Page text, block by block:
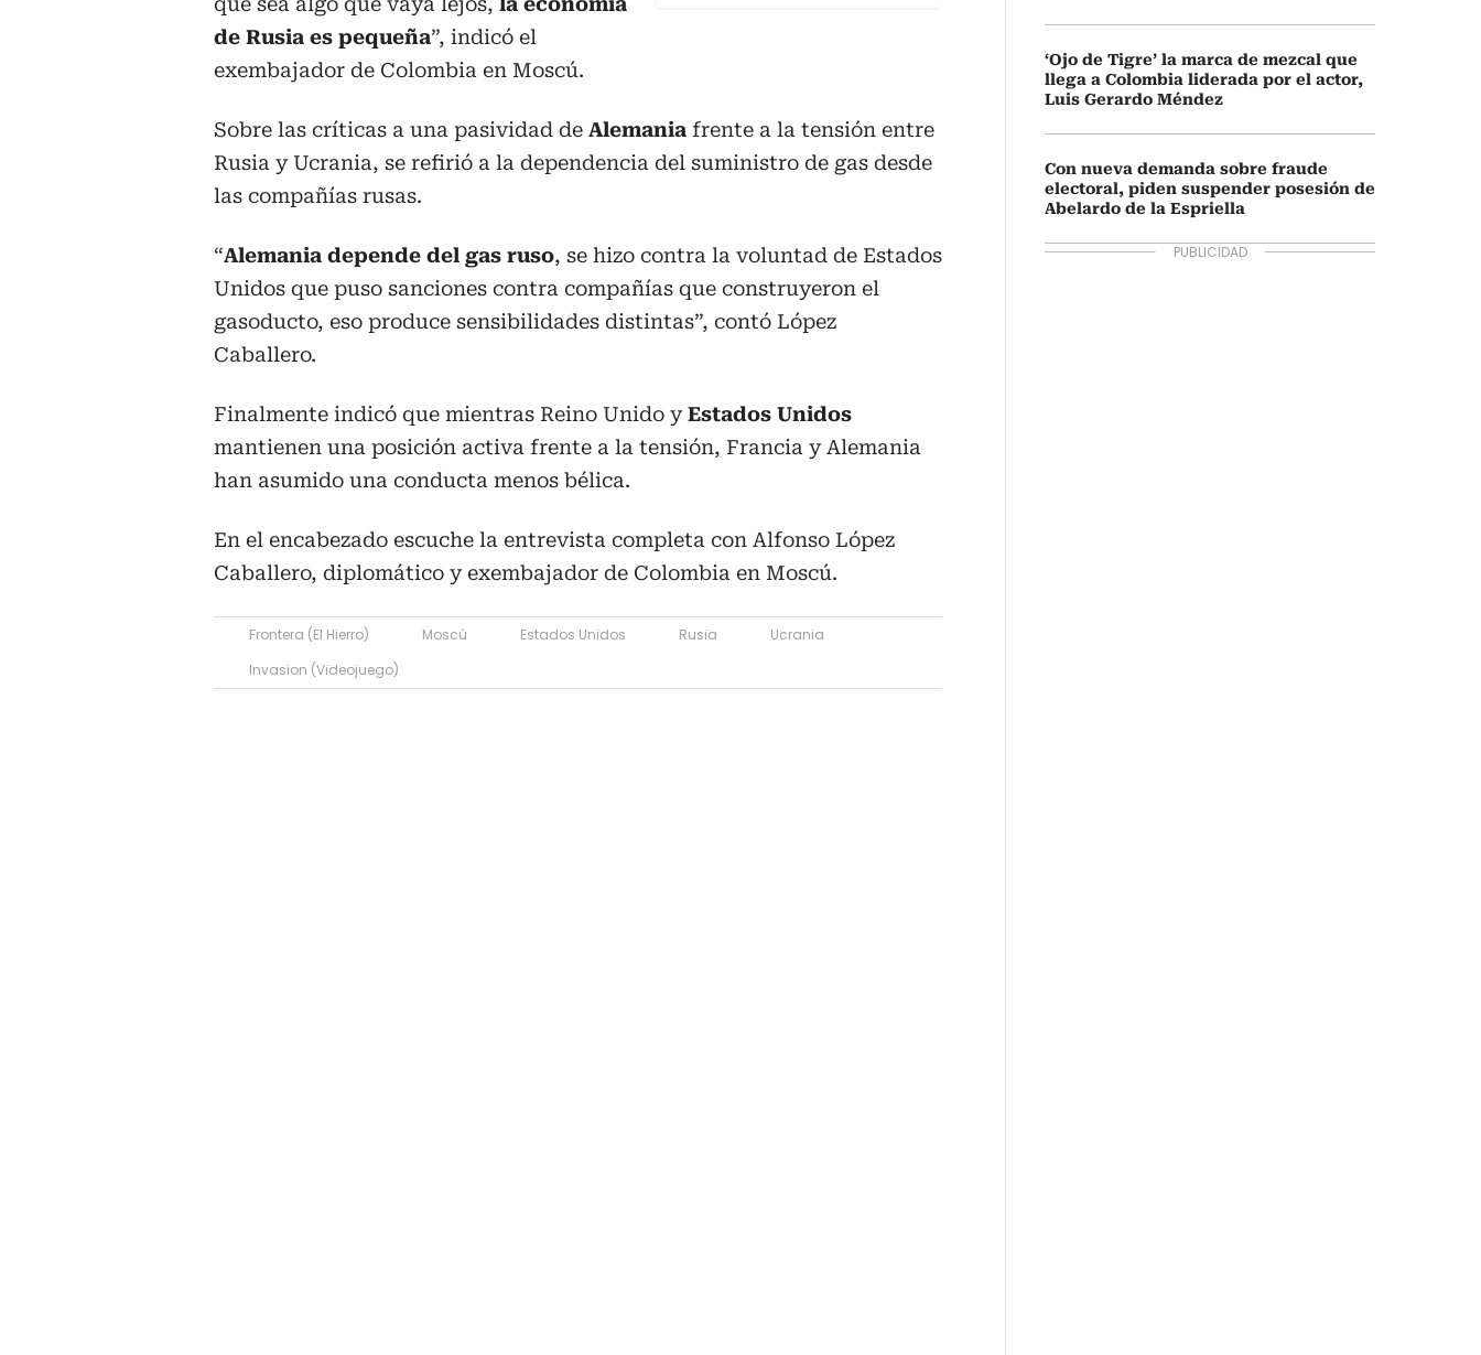
de Rusia es pequeña”, indicó el
exembajador de Colombia en Moscú.
Sobre las críticas a una pasividad de Alemania frente a la tensión entre
Rusia y Ucrania, se refirió a la dependencia del suministro de gas desde
las compañías rusas.
“Alemania depende del gas ruso, se hizo contra la voluntad de Estados
Unidos que puso sanciones contra compañías que construyeron el
gasoducto, eso produce sensibilidades distintas”, contó López
Caballero.
Finalmente indicó que mientras Reino Unido yEstados Unidos
mantienen una posición activa frente a la tensión, Francia y Alemania
han asumido una conducta menos bélica.
En el encabezado escuche la entrevista completa con Alfonso López
Caballero, diplomático y exembajador de Colombia en Moscú.
Frontera (El Hierro) Moscú Estados Unidos Rusia
Ucrania
Invasion (Videojuego)
‘Ojo de Tigre’ la marca de mezcal que
llega a Colombia liderada por el actor,
Luis Gerardo Méndez
Con nueva demanda sobre fraude
electoral, piden suspender posesión de
Abelardo de la Espriella